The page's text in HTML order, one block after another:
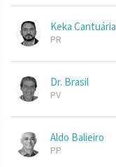
Keka Cantuária
PR
Dr. Brasil
PV
Aldo Balieiro
PP